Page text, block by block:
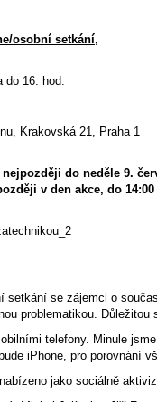
osobní setkání,
16. hod.
Krakovská 21, Praha 1
do neděle 9.
v den akce, do 14:00
setkání se zájemci o
problematikou.
telefony. Minule
iPhone, pro porovnání
jako sociálně